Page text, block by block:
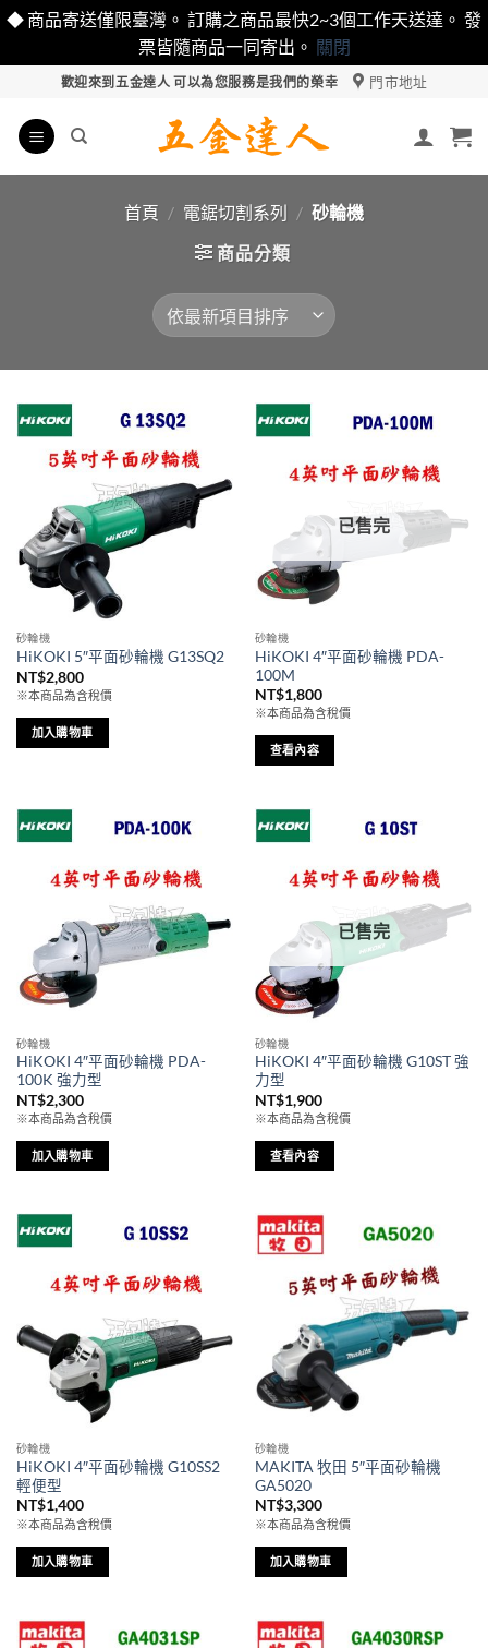
◆ 商品寄送僅限臺灣。 訂購之商品最快2~3個工作天送達。 發
票皆隨商品一同寄出。 關閉
content
歡迎來到五金達人 可以為您服務是我們的榮幸 門市地址
首頁 / 電鋸切割系列 / 砂輪機
商品分類
砂輪機
HiKOKI 5″平面砂輪機 G13SQ2
NT$2,800
※本商品為含稅價
加入購物車
已售完
砂輪機
HiKOKI 4″平面砂輪機 PDA-
100M
NT$1,800
※本商品為含稅價
查看內容
砂輪機
HiKOKI 4″平面砂輪機 PDA-
100K 強力型
NT$2,300
※本商品為含稅價
加入購物車
已售完
砂輪機
HiKOKI 4″平面砂輪機 G10ST 強
力型
NT$1,900
※本商品為含稅價
查看內容
砂輪機
HiKOKI 4″平面砂輪機 G10SS2
輕便型
NT$1,400
※本商品為含稅價
加入購物車
砂輪機
MAKITA 牧田 5″平面砂輪機
GA5020
NT$3,300
※本商品為含稅價
加入購物車